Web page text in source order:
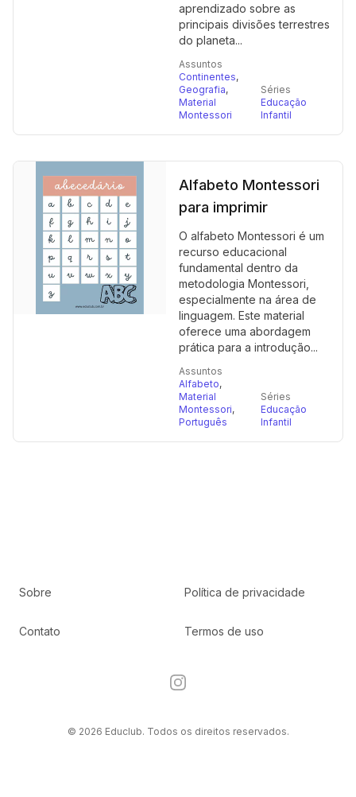
aprendizado sobre as
principais divisões terrestres
do planeta...
Assuntos
Continentes,
Geografia,
Material
Montessori
Séries
Educação
Infantil
Alfabeto Montessori
para imprimir
O alfabeto Montessori é um
recurso educacional
fundamental dentro da
metodologia Montessori,
especialmente na área de
linguagem. Este material
oferece uma abordagem
prática para a introdução...
Assuntos
Alfabeto,
Material
Montessori,
Português
Séries
Educação
Infantil
Sobre
Contato
Política de privacidade
Termos de uso
Instagram
© 2026 Educlub. Todos os direitos reservados.